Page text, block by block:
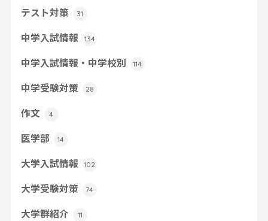
テスト対策 31
中学入試情報 134
中学入試情報・中学校別 114
中学受験対策 28
作文 4
医学部 14
大学入試情報 102
大学受験対策 74
大学群紹介 11